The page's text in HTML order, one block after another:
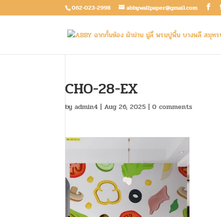
062-023-2998 abbywallpaper@gmail.com
CHO-28-EX
byadmin4 |Aug 26, 2025 |0 comments